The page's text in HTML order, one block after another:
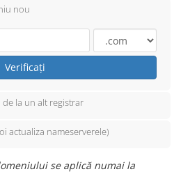
nou
Verificați
la un alt registrar
actualiza nameserverele)
se aplică numai la